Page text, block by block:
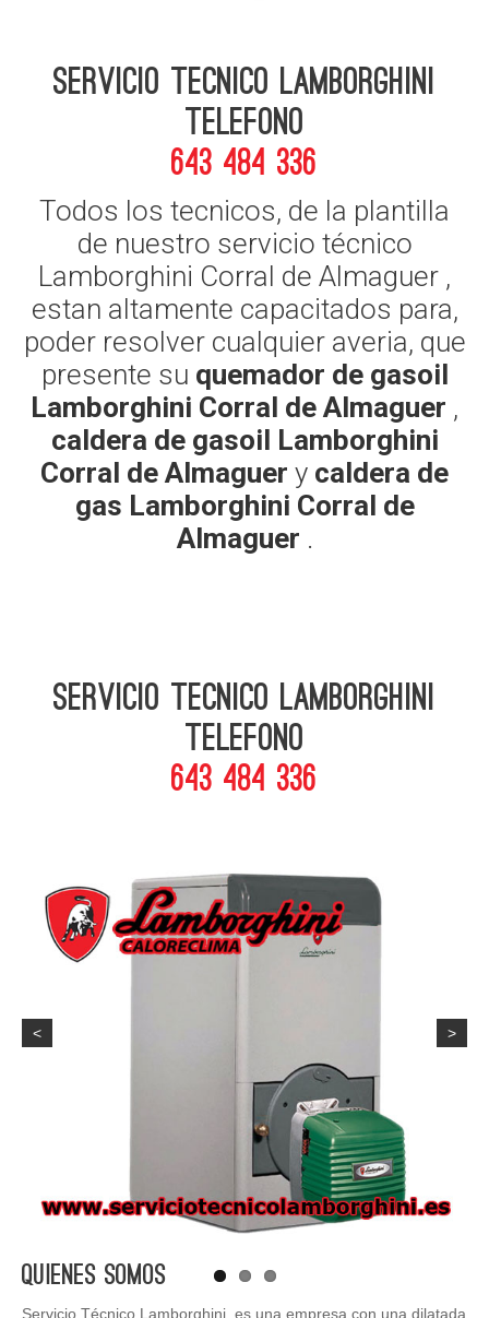
Servicio Tecnico Lamborghini
telefono
643 484 336
Todos los tecnicos, de la plantilla
de nuestro servicio técnico
Lamborghini Corral de Almaguer ,
estan altamente capacitados para,
poder resolver cualquier averia, que
presente su quemador de gasoil
Lamborghini Corral de Almaguer ,
caldera de gasoil Lamborghini
Corral de Almaguer y caldera de
gas Lamborghini Corral de
Almaguer .
Servicio Tecnico Lamborghini
telefono
643 484 336
< >
Quienes Somos
Servicio Técnico Lamborghini, es una empresa con una dilatada